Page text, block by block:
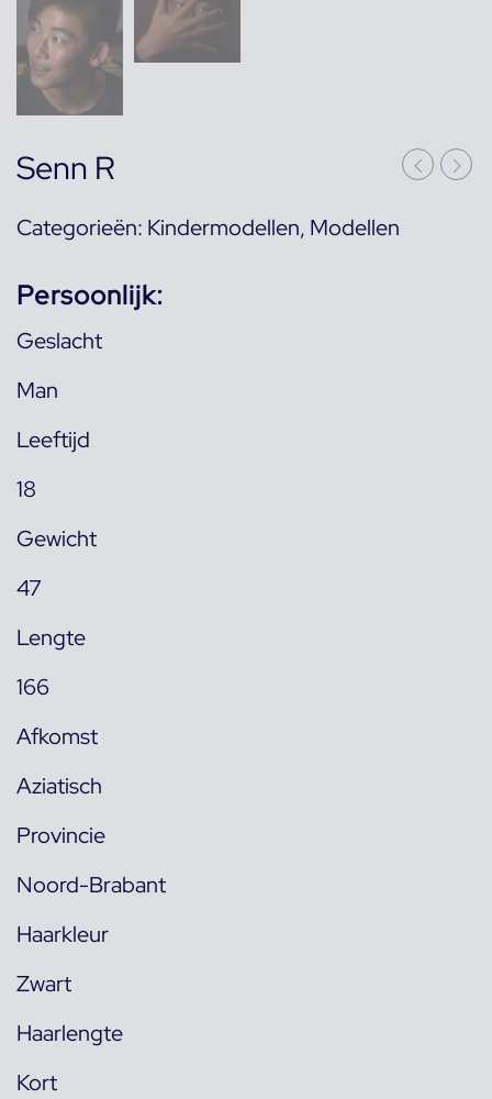
Senn R
Categorieën: Kindermodellen, Modellen
Persoonlijk:
Geslacht
Man
Leeftijd
18
Gewicht
47
Lengte
166
Afkomst
Aziatisch
Provincie
Noord-Brabant
Haarkleur
Zwart
Haarlengte
Kort